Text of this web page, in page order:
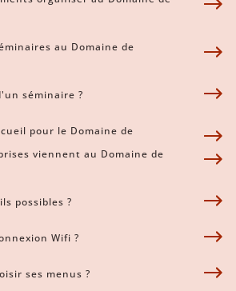
au Domaine de
séminaire ?
pour le Domaine de
viennent au Domaine de
possibles ?
Wifi ?
ses menus ?